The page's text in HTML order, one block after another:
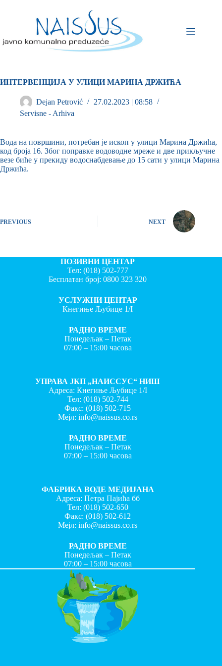
ИНТЕРВЕНЦИЈА У УЛИЦИ МАРИНА ДРЖИЋА
Dejan Petrović
27.02.2023 | 08:58
Servisne - Arhiva
Вода на површини, потребан је ископ у улици Марина Држића,
код броја 16. Због поправке водоводне мреже и две прикључне
везе биће у прекиду водоснабдевање до 15 сати у улици Марина
Држића.
PREVIOUS NEXT
ПОЗИВНИ ЦЕНТАР
Тел: (018) 502-777
Бесплатан број:0800 323 320
УСЛУЖНИ ЦЕНТАР
Кнегиње Љубице 1/I
РАДНО ВРЕМЕ
Понедељак – Петак
07:00 – 15:00 часова
УПРАВА ЈКП „НАИССУС“ НИШ
Адреса: Кнегиње Љубице 1/I
Тел: (018) 502-744
Факс:(018) 502-715
Мејл:info@naissus.co.rs
РАДНО ВРЕМЕ
Понедељак – Петак
07:00 – 15:00 часова
ФАБРИКА ВОДЕ МЕДИЈАНА
Адреса: Петра Пајића бб
Тел: (018) 502-650
Факс:(018) 502-612
Мејл:info@naissus.co.rs
РАДНО ВРЕМЕ
Понедељак – Петак
07:00 – 15:00 часова